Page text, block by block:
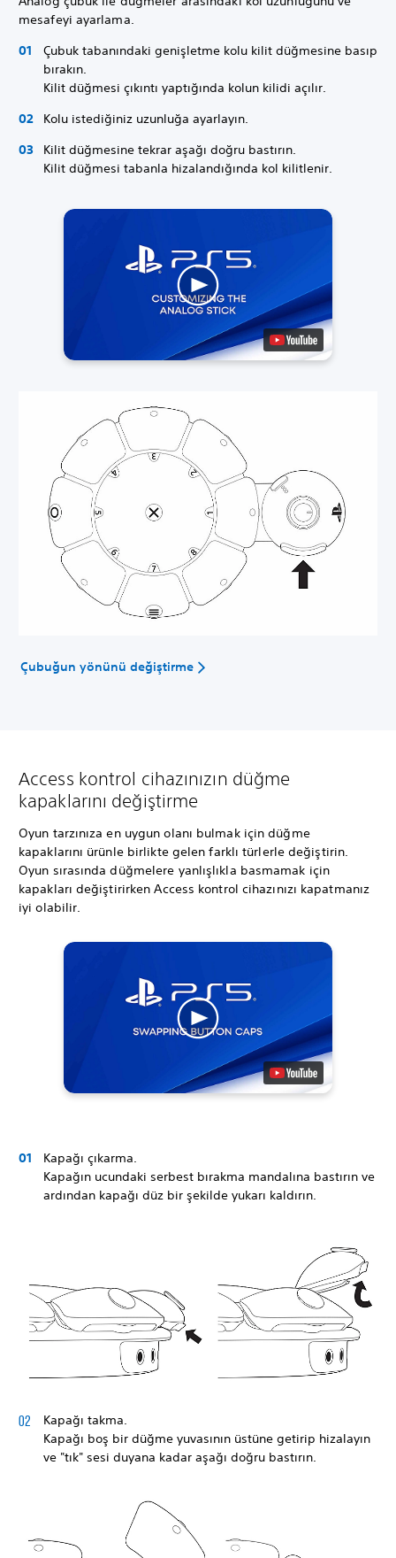
mesafeyi ayarlama.
Çubuk tabanındaki genişletme kolu kilit düğmesine basıp
bırakın.
Kilit düğmesi çıkıntı yaptığında kolun kilidi açılır.
Kolu istediğiniz uzunluğa ayarlayın.
Kilit düğmesine tekrar aşağı doğru bastırın.
Kilit düğmesi tabanla hizalandığında kol kilitlenir.
Çubuğun yönünü değiştirme
Access kontrol cihazınızın düğme
kapaklarını değiştirme
Oyun tarzınıza en uygun olanı bulmak için düğme
kapaklarını ürünle birlikte gelen farklı türlerle değiştirin.
Oyun sırasında düğmelere yanlışlıkla basmamak için
kapakları değiştirirken Access kontrol cihazınızı kapatmanız
iyi olabilir.
Kapağı çıkarma.
Kapağın ucundaki serbest bırakma mandalına bastırın ve
ardından kapağı düz bir şekilde yukarı kaldırın.
Kapağı takma.
Kapağı boş bir düğme yuvasının üstüne getirip hizalayın
ve "tık" sesi duyana kadar aşağı doğru bastırın.